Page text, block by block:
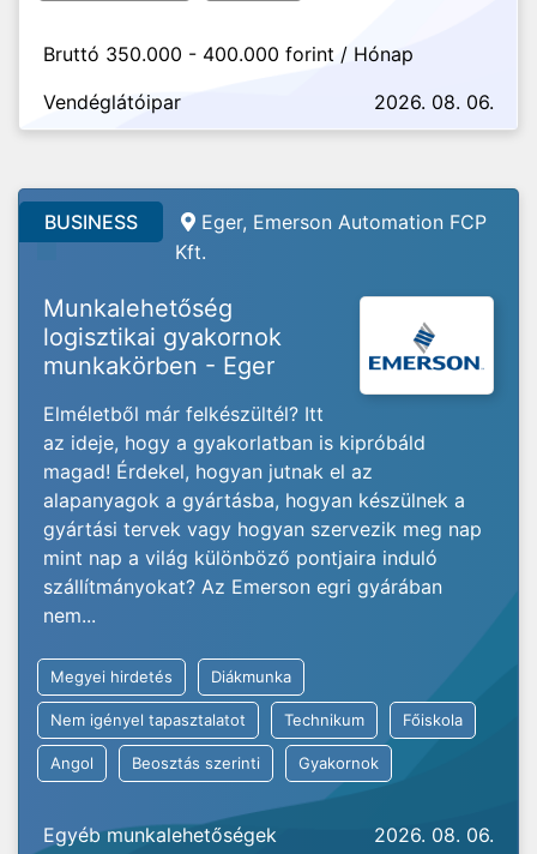
Bruttó 350.000 - 400.000 forint / Hónap
Vendéglátóipar
2026. 08. 06.
BUSINESS
Eger, Emerson Automation FCP
Kft.
Munkalehetőség
logisztikai gyakornok
munkakörben - Eger
Elméletből már felkészültél? Itt
az ideje, hogy a gyakorlatban is kipróbáld
magad! Érdekel, hogyan jutnak el az
alapanyagok a gyártásba, hogyan készülnek a
gyártási tervek vagy hogyan szervezik meg nap
mint nap a világ különböző pontjaira induló
szállítmányokat? Az Emerson egri gyárában
nem...
Megyei hirdetés Diákmunka
Nem igényel tapasztalatot Technikum Főiskola
Angol Beosztás szerinti Gyakornok
Egyéb munkalehetőségek 2026. 08. 06.